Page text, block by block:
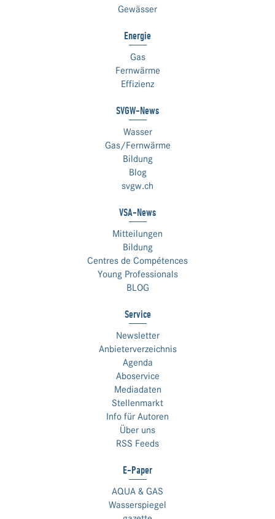
Gewässer
Energie
Gas
Fernwärme
Effizienz
SVGW-News
Wasser
Gas/Fernwärme
Bildung
Blog
svgw.ch
VSA-News
Mitteilungen
Bildung
Centres de Compétences
Young Professionals
BLOG
Service
Newsletter
Anbieterverzeichnis
Agenda
Aboservice
Mediadaten
Stellenmarkt
Info für Autoren
Über uns
RSS Feeds
E-Paper
AQUA & GAS
Wasserspiegel